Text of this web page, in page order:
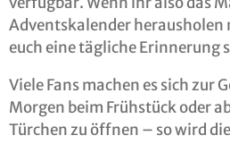
Adventskalender
euch eine tägliche Erinnerung
Viele Fans machen es sich zur
Morgen beim Frühstück oder
Türchen zu öffnen – so wird